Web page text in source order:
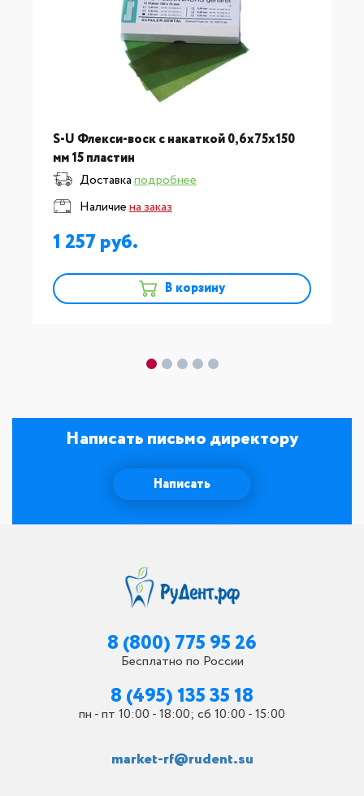
S-U Флекси-воск с накаткой 0,6х75х150
мм 15 пластин
Доставкаподробнее
Наличиена заказ
1 257
В корзину
Написать письмо директору
Написать
8 (800) 775 95 26
Бесплатно по России
8 (495) 135 35 18
пн - пт 10:00 - 18:00; сб 10:00 - 15:00
market-rf@rudent.su